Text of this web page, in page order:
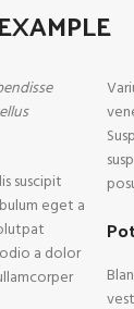
suscipit
eget a
a dolor